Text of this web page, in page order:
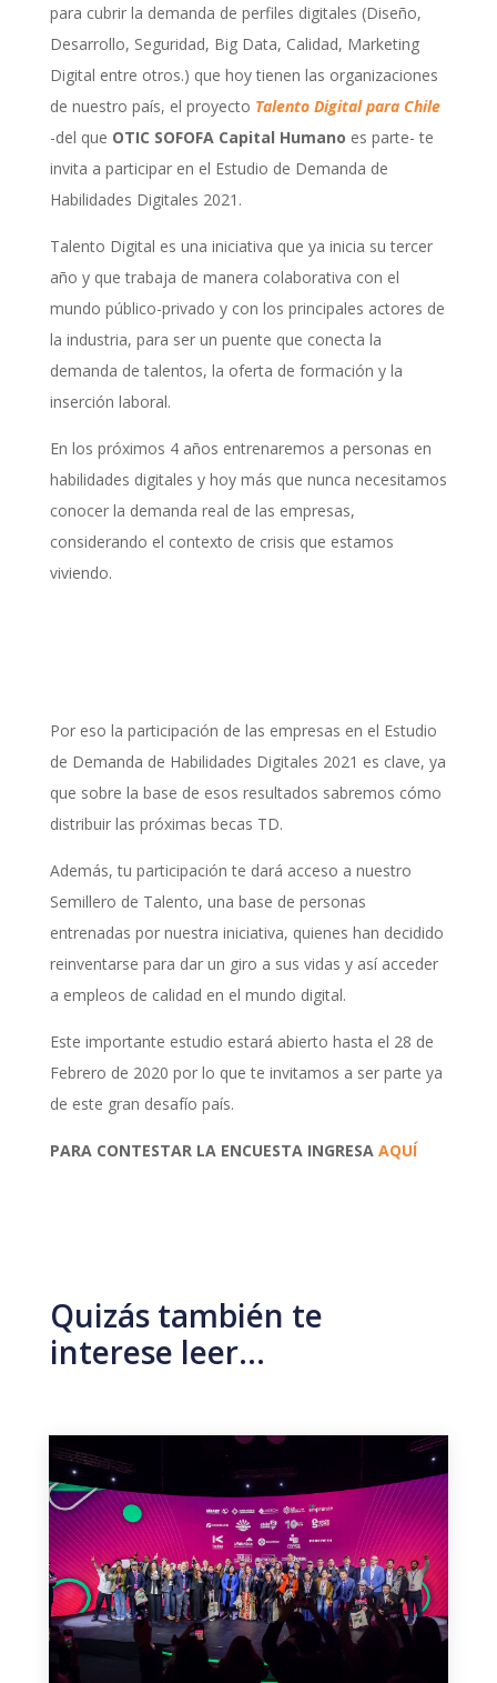
para cubrir la demanda de perfiles digitales (Diseño,
Desarrollo, Seguridad, Big Data, Calidad, Marketing
Digital entre otros.) que hoy tienen las organizaciones
de nuestro país, el proyecto Talento Digital para Chile
-del que OTIC SOFOFA Capital Humano es parte- te
invita a participar en el Estudio de Demanda de
Habilidades Digitales 2021.
Talento Digital es una iniciativa que ya inicia su tercer
año y que trabaja de manera colaborativa con el
mundo público-privado y con los principales actores de
la industria, para ser un puente que conecta la
demanda de talentos, la oferta de formación y la
inserción laboral.
En los próximos 4 años entrenaremos a personas en
habilidades digitales y hoy más que nunca necesitamos
conocer la demanda real de las empresas,
considerando el contexto de crisis que estamos
viviendo.
Por eso la participación de las empresas en el Estudio
de Demanda de Habilidades Digitales 2021 es clave, ya
que sobre la base de esos resultados sabremos cómo
distribuir las próximas becas TD.
Además, tu participación te dará acceso a nuestro
Semillero de Talento, una base de personas
entrenadas por nuestra iniciativa, quienes han decidido
reinventarse para dar un giro a sus vidas y así acceder
a empleos de calidad en el mundo digital.
Este importante estudio estará abierto hasta el 28 de
Febrero de 2020 por lo que te invitamos a ser parte ya
de este gran desafío país.
PARA CONTESTAR LA ENCUESTA INGRESA AQUÍ
Quizás también te
interese leer…